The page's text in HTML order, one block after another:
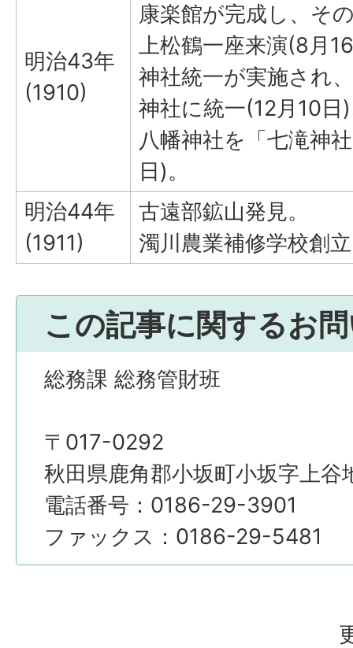
明治43年
(1910)
康楽館が完成し、そ
上松鶴一座来演(8月
神社統一が実施され
神社に統一(12月10
八幡神社を「七滝神
日)。
明治44年
(1911)
古遠部鉱山発見。
濁川農業補修学校創
この記事に関するお
総務課 総務管財班
〒017-0292
秋田県鹿角郡小坂町小坂字上谷
電話番号：0186-29-3901
ファックス：0186-29-5481